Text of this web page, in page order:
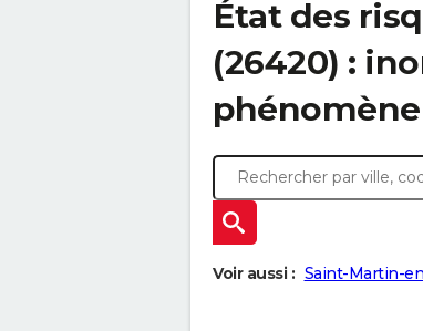
État des
(26420) :
Voir aussi : Saint-Martin-